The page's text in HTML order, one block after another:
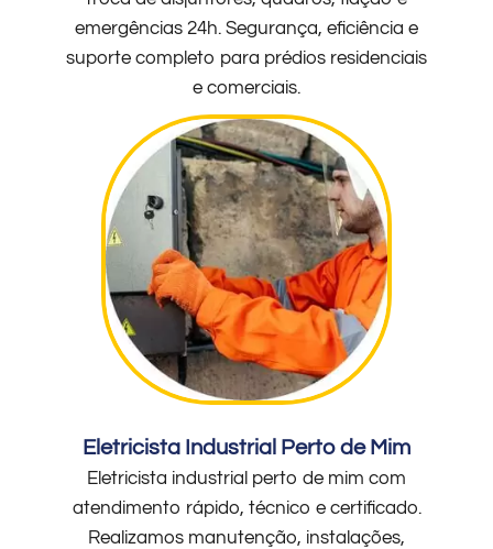
emergências 24h. Segurança, eficiência e
suporte completo para prédios residenciais
e comerciais.
Eletricista Industrial Perto de Mim
Eletricista industrial perto de mim com
atendimento rápido, técnico e certificado.
Realizamos manutenção, instalações,